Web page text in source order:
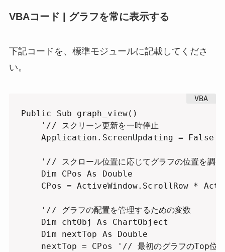
VBAコード | グラフを常に表示する
下記コードを、標準モジュールに記載してくださ
い。
Public Sub graph_view()
    '// スクリーン更新を一時停止
    Application.ScreenUpdating = False
    '// スクロール位置に応じてグラフの位置を調整
    Dim CPos As Double
CPos = ActiveWindow.ScrollRow *
    '// グラフの配置を管理するための変数
    Dim chtObj As ChartObject
    Dim nextTop As Double
nextTop = CPos '// 最初のグラフのTop位置